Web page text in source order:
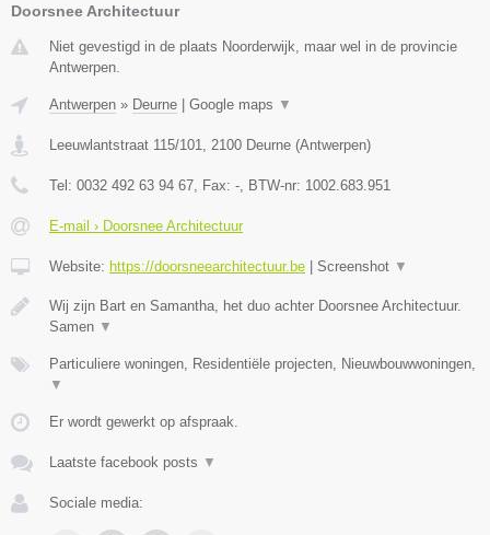
Doorsnee Architectuur
Niet gevestigd in de plaats Noorderwijk, maar wel in de provincie
Antwerpen.
Antwerpen » Deurne | Google maps ▼
Leeuwlantstraat 115/101 2100 Deurne (Antwerpen)
Tel: 0032 492 63 94 67 , Fax: - , BTW-nr: 1002.683.951
E-mail › Doorsnee Architectuur
Website: https://doorsneearchitectuur.be | Screenshot ▼
Wij zijn Bart en Samantha, het duo achter Doorsnee Architectuur.
Samen ▼
Particuliere woningen, Residentiële projecten, Nieuwbouwwoningen,
▼
Er wordt gewerkt op afspraak.
Laatste facebook posts ▼
Sociale media: